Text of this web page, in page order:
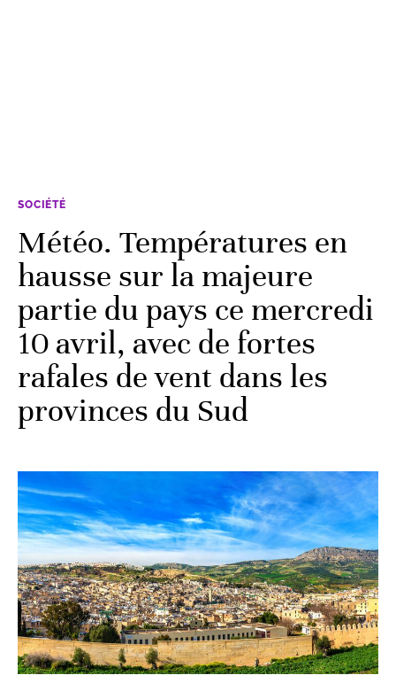
SOCIÉTÉ
Météo. Températures en
hausse sur la majeure
partie du pays ce mercredi
10 avril, avec de fortes
rafales de vent dans les
provinces du Sud